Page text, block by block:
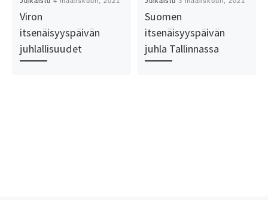
Viron
itsenäisyyspäivän
juhlallisuudet
Suomen
itsenäisyyspäivän
juhla Tallinnassa